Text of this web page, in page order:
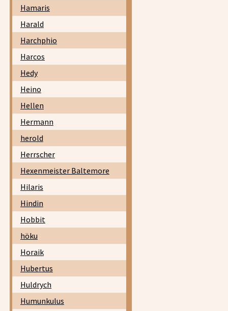
Hamaris
Harald
Harchphio
Harcos
Hedy
Heino
Hellen
Hermann
herold
Herrscher
Hexenmeister Baltemore
Hilaris
Hindin
Hobbit
höku
Horaik
Hubertus
Huldrych
Humunkulus